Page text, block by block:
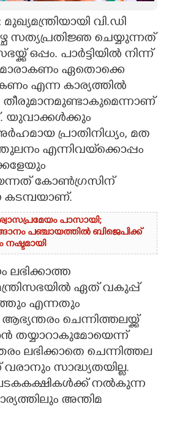
വി.ഡി
സത്യപ്രതിജ്ഞ ചെയ്യുന്നത്
ഒപ്പം. പാര്‍ട്ടിയില്‍ നിന്ന്
ഏതൊക്കെ
എന്ന കാര്യത്തില്‍
തീരുമാനമുണ്ടാകുമെന്നാണ്
യുവാക്കള്‍ക്കും
പ്രാതിനിധ്യം, മത
എന്നിവയ്‌ക്കൊപ്പം
കോണ്‍ഗ്രസിന്
കടമ്പയാണ്.
പാസായി;
പഞ്ചായത്തിൽ ബിജെപിക്ക്
നഷ്ടമായി
ലഭിക്കാത്ത
ഏത് വകുപ്പ്
എന്നതും
ചെന്നിത്തലയ്ക്ക്
തയ്യാറാകുമോയെന്ന്
ലഭിക്കാതെ ചെന്നിത്തല
വരാനും സാദ്ധ്യതയില്ല.
നല്‍കുന്ന
അന്തിമ